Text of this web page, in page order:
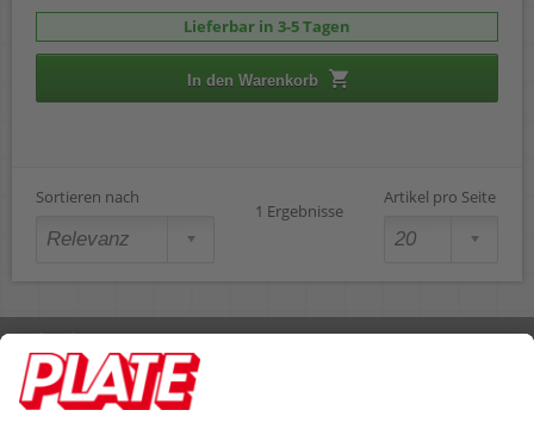
Lieferbar in 3-5 Tagen
In den Warenkorb
Sortieren nach
1 Ergebnisse
Artikel pro Seite
Rufen Sie uns an 04298 401-0
Lieferbedingungen Impressum